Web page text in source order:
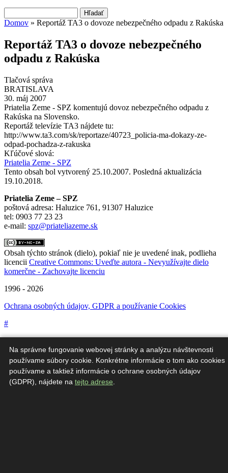
Vyhľadávanie
Domov » Reportáž TA3 o dovoze nebezpečného odpadu z Rakúska
Reportáž TA3 o dovoze nebezpečného
odpadu z Rakúska
Tlačová správa
BRATISLAVA
30. máj 2007
Priatelia Zeme - SPZ komentujú dovoz nebezpečného odpadu z
Rakúska na Slovensko.
Reportáž televízie TA3 nájdete tu:
http://www.ta3.com/sk/reportaze/40723_policia-ma-dokazy-ze-
odpad-pochadza-z-rakuska
Kľúčové slová:
Priatelia Zeme - SPZ
Tento obsah bol vytvorený 25.10.2007. Posledná aktualizácia
19.10.2018.
Priatelia Zeme – SPZ
poštová adresa: Haluzice 761, 91307 Haluzice
tel: 0903 77 23 23
e-mail: spz@priateliazeme.sk
Obsah týchto stránok (dielo), pokiaľ nie je uvedené inak, podlieha
licencii Creative Commons: Uveďte autora - Nevyužívajte dielo
komerčne - Zachovajte licenciu
1996 - 2026
Ochrana osobných údajov, GDPR a používanie Cookies
#
Na správne fungovanie webovej stránky a analýzu návštevnosti
používame súbory cookie. Konkrétne informácie o tom ako cookies
používame a taktiež informácie o ochrane osobných údajov
(GDPR), nájdete na tejto adrese